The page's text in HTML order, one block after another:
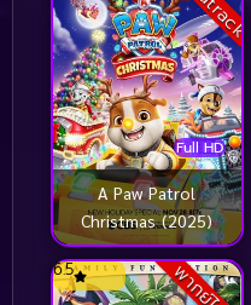
พรสวรรค์เร้น อกาลม
รณะ
Full HD
A Paw Patrol
Christmas (2025)
6.5